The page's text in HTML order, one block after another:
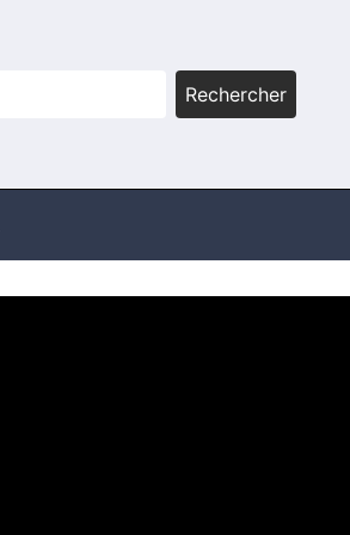
Rechercher